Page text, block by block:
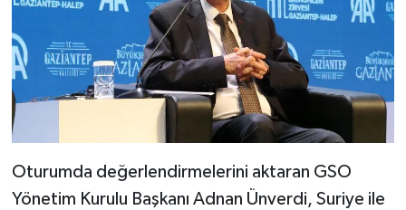
Oturumda değerlendirmelerini aktaran GSO
Yönetim Kurulu Başkanı Adnan Ünverdi, Suriye ile